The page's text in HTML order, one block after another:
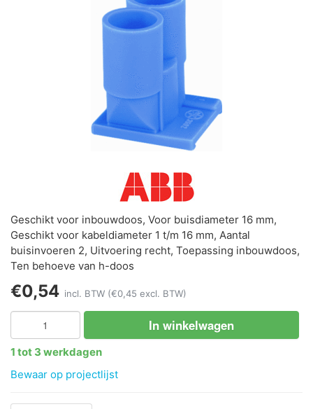
Geschikt voor inbouwdoos, Voor buisdiameter 16 mm,
Geschikt voor kabeldiameter 1 t/m 16 mm, Aantal
buisinvoeren 2, Uitvoering recht, Toepassing inbouwdoos,
Ten behoeve van h-doos
€0,54 incl. BTW (€0,45 excl. BTW)
In winkelwagen
1 tot 3 werkdagen
Bewaar op projectlijst